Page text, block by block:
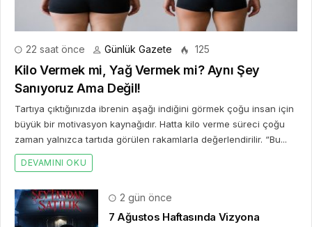
22 saat önce Günlük Gazete 125
Kilo Vermek mi, Yağ Vermek mi? Aynı Şey
Sanıyoruz Ama Değil!
Tartıya çıktığınızda ibrenin aşağı indiğini görmek çoğu insan için
büyük bir motivasyon kaynağıdır. Hatta kilo verme süreci çoğu
zaman yalnızca tartıda görülen rakamlarla değerlendirilir. “Bu...
DEVAMINI OKU
2 gün önce
7 Ağustos Haftasında Vizyona